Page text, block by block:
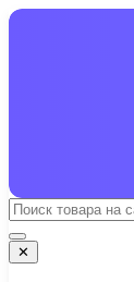
Перейти
✕